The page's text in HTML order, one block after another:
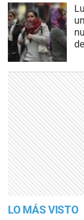
LO MÁS VISTO